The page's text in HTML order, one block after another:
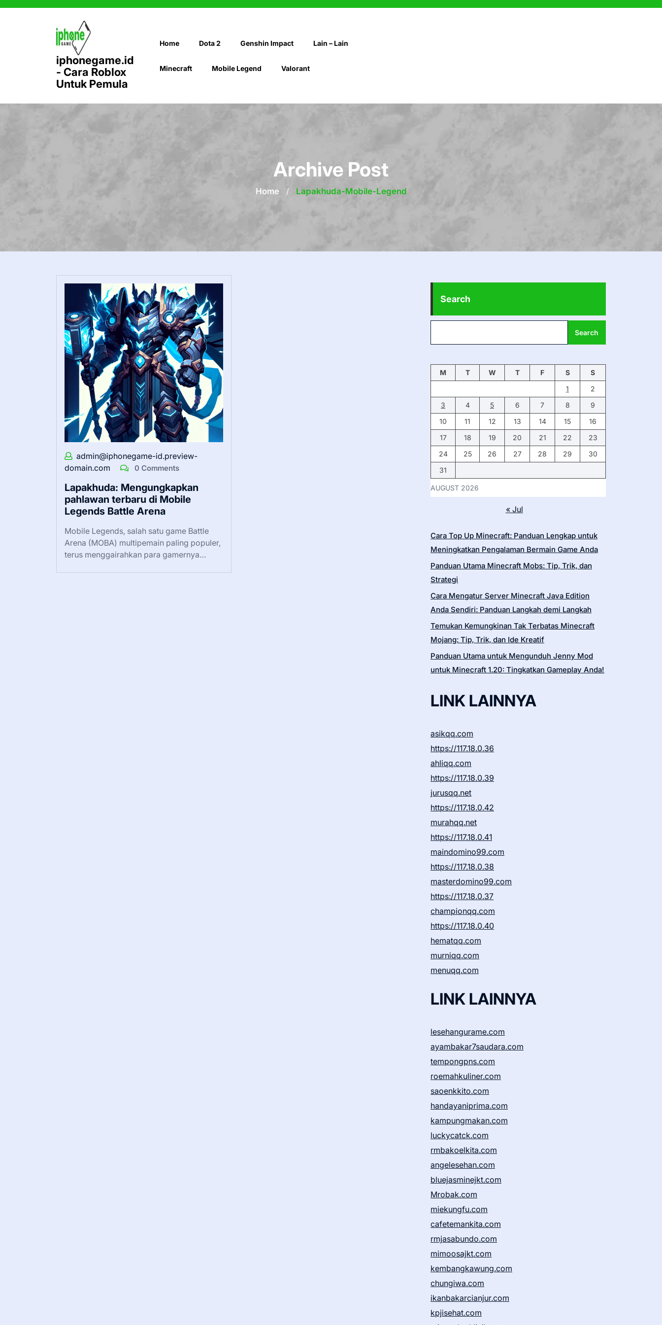
Skip
iphonegame.id
- Cara Roblox
Untuk Pemula
Home Dota 2 Genshin Impact Lain – Lain
Minecraft Mobile Legend Valorant
Archive Post
Home / Lapakhuda-Mobile-Legend
admin@iphonegame-id.preview-
domain.com
0 Comments
Lapakhuda: Mengungkapkan
pahlawan terbaru di Mobile
Legends Battle Arena
Mobile Legends, salah satu game Battle
Arena (MOBA) multipemain paling populer,
terus menggairahkan para gamernya…
Search
Search
AUGUST 2026
M T W T F S
S
1
2
3
4 5 6 7 8
9
10
11 12 13 14 15
16
17
18 19 20 21 22
23
24
25 26 27 28 29
30
31
« Jul
Cara Top Up Minecraft: Panduan Lengkap untuk
Meningkatkan Pengalaman Bermain Game Anda
Panduan Utama Minecraft Mobs: Tip, Trik, dan
Strategi
Cara Mengatur Server Minecraft Java Edition
Anda Sendiri: Panduan Langkah demi Langkah
Temukan Kemungkinan Tak Terbatas Minecraft
Mojang: Tip, Trik, dan Ide Kreatif
Panduan Utama untuk Mengunduh Jenny Mod
untuk Minecraft 1.20: Tingkatkan Gameplay Anda!
LINK LAINNYA
asikqq.com
https://117.18.0.36
ahliqq.com
https://117.18.0.39
jurusqq.net
https://117.18.0.42
murahqq.net
https://117.18.0.41
maindomino99.com
https://117.18.0.38
masterdomino99.com
https://117.18.0.37
championqq.com
https://117.18.0.40
hematqq.com
murniqq.com
menuqq.com
LINK LAINNYA
lesehangurame.com
ayambakar7saudara.com
tempongpns.com
roemahkuliner.com
saoenkkito.com
handayaniprima.com
kampungmakan.com
luckycatck.com
rmbakoelkita.com
angelesehan.com
bluejasminejkt.com
Mrobak.com
miekungfu.com
cafetemankita.com
rmjasabundo.com
mimoosajkt.com
kembangkawung.com
chungiwa.com
ikanbakarcianjur.com
kpjisehat.com